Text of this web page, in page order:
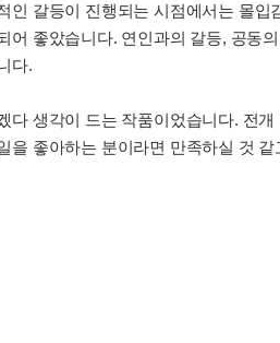
인 갈등이 진행되는 시점에서는 몰
어 좋았습니다. 연인과의 갈등, 공동
다.
다 생각이 드는 작품이었습니다. 전
을 좋아하는 분이라면 만족하실 것